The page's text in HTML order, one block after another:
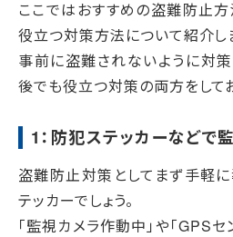
ここではおすすめの盗難防止
役立つ対策方法について紹介し
事前に盗難されないように対
後でも役立つ対策の両方をして
1：防犯ステッカーなどで
盗難防止対策としてまず手軽
テッカーでしょう。
「監視カメラ作動中」や「GPSセ